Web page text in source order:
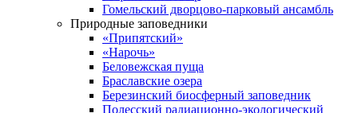
Гомельский дворцово-парковый ансамбль
Природные заповедники
«Припятский»
«Нарочь»
Беловежская пуща
Браславские озера
Березинский биосферный заповедник
Полесский радиационно-экологический